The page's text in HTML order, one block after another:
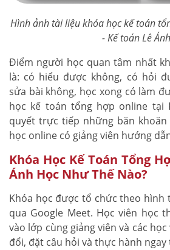
Hình ảnh tài liệu khóa học kế toán
- Kế toán Lê Ánh
Điểm người học quan tâm nhất
là: có hiểu được không, có hỏi
sửa bài không, học xong có làm
học kế toán tổng hợp online tại
quyết trực tiếp những băn
học online có giảng viên hướng
Khóa Học Kế Toán Tổng
Ánh Học Như Thế Nào?
Khóa học được tổ chức theo
qua Google Meet. Học viên học
vào lớp cùng giảng viên và các
đổi, đặt câu hỏi và thực hành